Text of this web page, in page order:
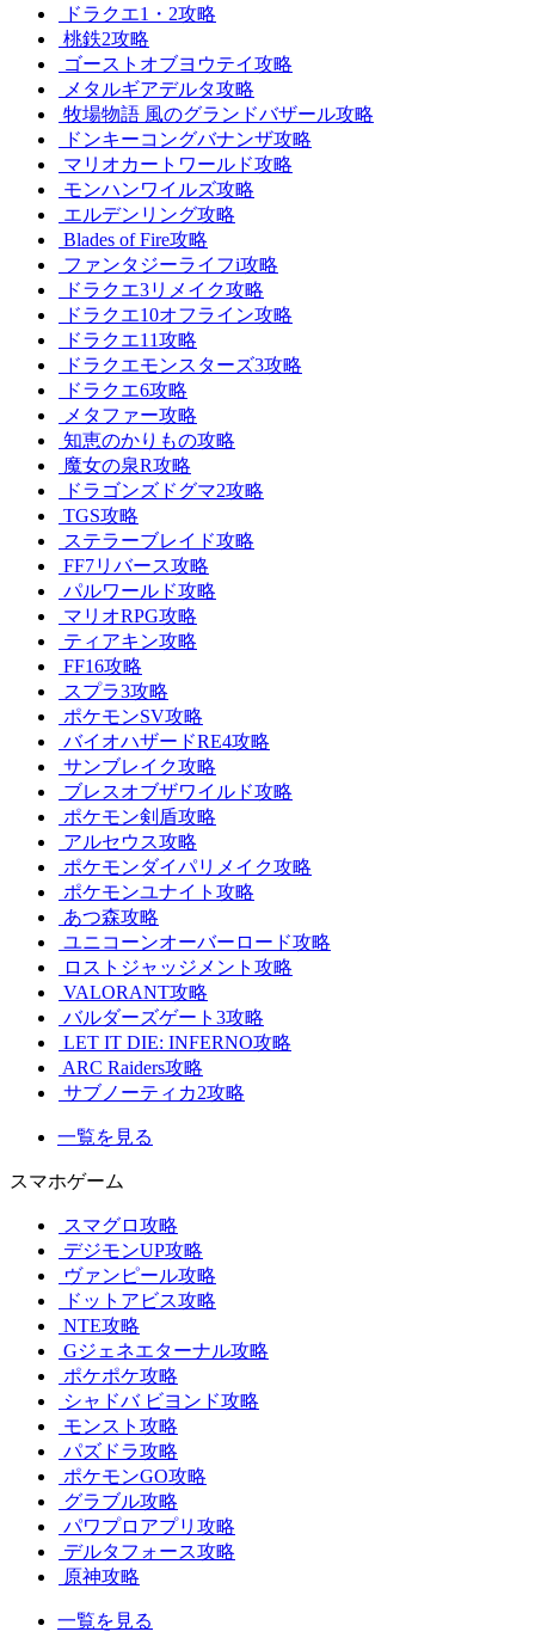
ドラクエ1・2攻略
桃鉄2攻略
ゴーストオブヨウテイ攻略
メタルギアデルタ攻略
牧場物語 風のグランドバザール攻略
ドンキーコングバナンザ攻略
マリオカートワールド攻略
モンハンワイルズ攻略
エルデンリング攻略
Blades of Fire攻略
ファンタジーライフi攻略
ドラクエ3リメイク攻略
ドラクエ10オフライン攻略
ドラクエ11攻略
ドラクエモンスターズ3攻略
ドラクエ6攻略
メタファー攻略
知恵のかりもの攻略
魔女の泉R攻略
ドラゴンズドグマ2攻略
TGS攻略
ステラーブレイド攻略
FF7リバース攻略
パルワールド攻略
マリオRPG攻略
ティアキン攻略
FF16攻略
スプラ3攻略
ポケモンSV攻略
バイオハザードRE4攻略
サンブレイク攻略
ブレスオブザワイルド攻略
ポケモン剣盾攻略
アルセウス攻略
ポケモンダイパリメイク攻略
ポケモンユナイト攻略
あつ森攻略
ユニコーンオーバーロード攻略
ロストジャッジメント攻略
VALORANT攻略
バルダーズゲート3攻略
LET IT DIE: INFERNO攻略
ARC Raiders攻略
サブノーティカ2攻略
一覧を見る
スマホゲーム
スマグロ攻略
デジモンUP攻略
ヴァンピール攻略
ドットアビス攻略
NTE攻略
Gジェネエターナル攻略
ポケポケ攻略
シャドバ ビヨンド攻略
モンスト攻略
パズドラ攻略
ポケモンGO攻略
グラブル攻略
パワプロアプリ攻略
デルタフォース攻略
原神攻略
一覧を見る